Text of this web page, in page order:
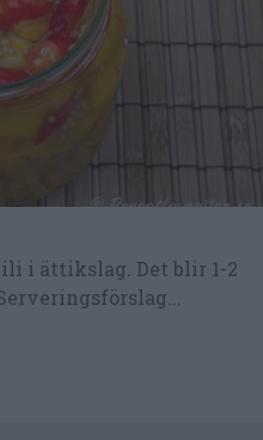
i ättikslag. Det blir 1-2